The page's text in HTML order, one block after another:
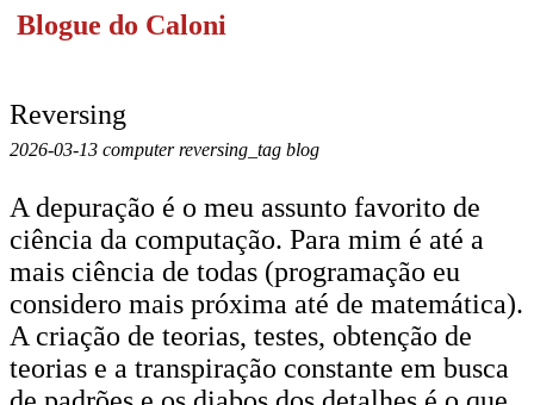
Blogue do Caloni
Reversing
2026-03-13 computer reversing_tag blog
A depuração é o meu assunto favorito de
ciência da computação. Para mim é até a
mais ciência de todas (programação eu
considero mais próxima até de matemática).
A criação de teorias, testes, obtenção de
teorias e a transpiração constante em busca